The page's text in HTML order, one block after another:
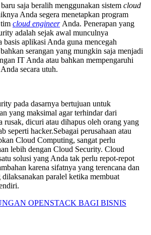
saja beralih menggunakan sistem cloud
Anda segera menetapkan program
cloud engineer Anda. Penerapan yang
adalah sejak awal munculnya
basis aplikasi Anda guna mencegah
serangan yang mungkin saja menjadi
IT Anda atau bahkan mempengaruhi
secara utuh.
pada dasarnya bertujuan untuk
yang maksimal agar terhindar dari
rusak, dicuri atau dihapus oleh orang yang
seperti hacker.Sebagai perusahaan atau
Cloud Computing, sangat perlu
lebih dengan Cloud Security. Cloud
solusi yang Anda tak perlu repot-repot
karena sifatnya yang terencana dan
paralel ketika membuat
OPENSTACK BAGI BISNIS